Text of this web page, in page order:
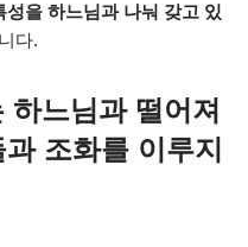
을 하느님과 나눠 갖고 있
다.
느님과 떨어져
조화를 이루지